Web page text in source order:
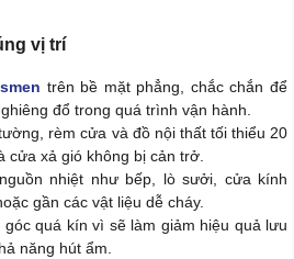
vị trí
trên bề mặt phẳng, chắc chắn để
đổ trong quá trình vận hành.
rèm cửa và đồ nội thất tối thiểu 20
cửa xả gió không bị cản trở.
nhiệt như bếp, lò sưởi, cửa kính
gần các vật liệu dễ cháy.
góc quá kín vì sẽ làm giảm hiệu quả lưu
năng hút ẩm.